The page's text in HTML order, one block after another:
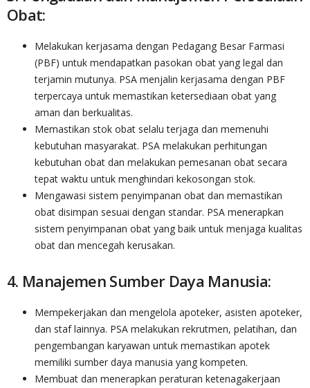
Obat:
Melakukan kerjasama dengan Pedagang Besar Farmasi
(PBF) untuk mendapatkan pasokan obat yang legal dan
terjamin mutunya. PSA menjalin kerjasama dengan PBF
terpercaya untuk memastikan ketersediaan obat yang
aman dan berkualitas.
Memastikan stok obat selalu terjaga dan memenuhi
kebutuhan masyarakat. PSA melakukan perhitungan
kebutuhan obat dan melakukan pemesanan obat secara
tepat waktu untuk menghindari kekosongan stok.
Mengawasi sistem penyimpanan obat dan memastikan
obat disimpan sesuai dengan standar. PSA menerapkan
sistem penyimpanan obat yang baik untuk menjaga kualitas
obat dan mencegah kerusakan.
4. Manajemen Sumber Daya Manusia:
Mempekerjakan dan mengelola apoteker, asisten apoteker,
dan staf lainnya. PSA melakukan rekrutmen, pelatihan, dan
pengembangan karyawan untuk memastikan apotek
memiliki sumber daya manusia yang kompeten.
Membuat dan menerapkan peraturan ketenagakerjaan